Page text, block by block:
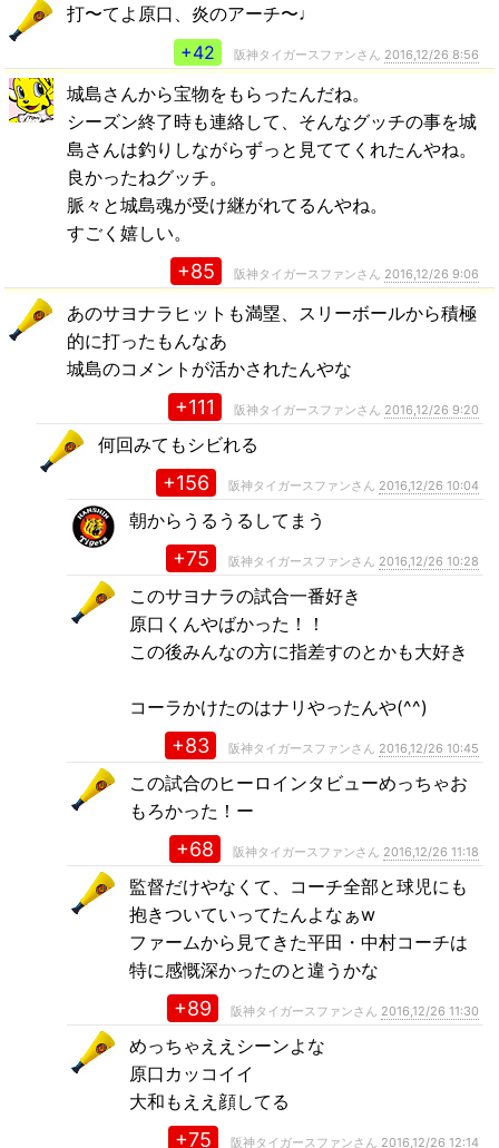
打〜てよ原口、炎のアーチ〜♩
+42
阪神タイガースファンさん 2016,12/26 8:56
城島さんから宝物をもらったんだね。
シーズン終了時も連絡して、そんなグッチの事を城
島さんは釣りしながらずっと見ててくれたんやね。
良かったねグッチ。
脈々と城島魂が受け継がれてるんやね。
すごく嬉しい。
+85 阪神タイガースファンさん 2016,12/26 9:06
あのサヨナラヒットも満塁、スリーボールから積極
的に打ったもんなあ
城島のコメントが活かされたんやな
+111 阪神タイガースファンさん 2016,12/26 9:20
何回みてもシビれる
+156 阪神タイガースファンさん 2016,12/26 10:04
朝からうるうるしてまう
+75 阪神タイガースファンさん 2016,12/26 10:28
このサヨナラの試合一番好き
原口くんやばかった！！
この後みんなの方に指差すのとかも大好き
コーラかけたのはナリやったんや(^^)
+83 阪神タイガースファンさん 2016,12/26 10:45
この試合のヒーロインタビューめっちゃお
もろかった！ー
+68 阪神タイガースファンさん 2016,12/26 11:18
監督だけやなくて、コーチ全部と球児にも
抱きついていってたんよなぁw
ファームから見てきた平田・中村コーチは
特に感慨深かったのと違うかな
+89 阪神タイガースファンさん 2016,12/26 11:30
めっちゃええシーンよな
原口カッコイイ
大和もええ顔してる
+75 阪神タイガースファンさん 2016,12/26 12:14